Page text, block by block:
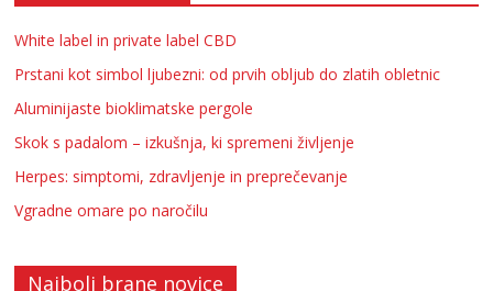
White label in private label CBD
Prstani kot simbol ljubezni: od prvih obljub do zlatih obletnic
Aluminijaste bioklimatske pergole
Skok s padalom – izkušnja, ki spremeni življenje
Herpes: simptomi, zdravljenje in preprečevanje
Vgradne omare po naročilu
Najbolj brane novice